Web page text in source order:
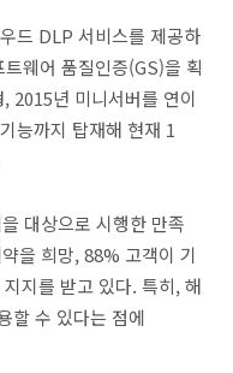
드 DLP 서비스를 제공하
트웨어 품질인증(GS)을 획
, 2015년 미니서버를 연이
능까지 탑재해 현재 1
대상으로 시행한 만족
을 희망,88% 고객이 기
지지를 받고 있다. 특히,해
할 수 있다는 점에